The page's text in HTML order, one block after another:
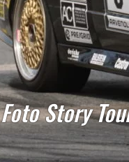
Foto Story